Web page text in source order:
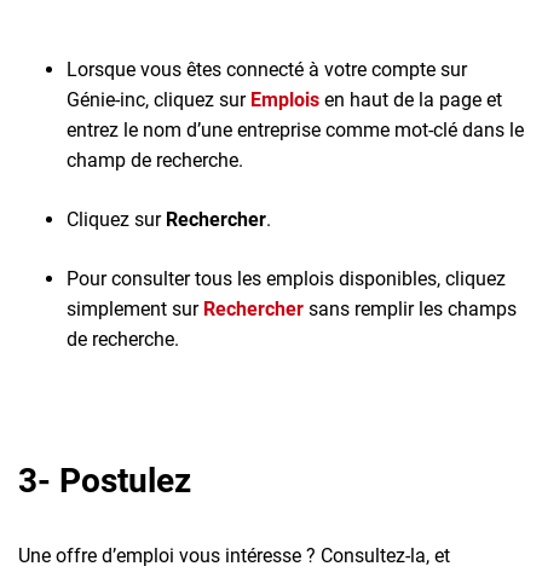
Lorsque vous êtes connecté à votre compte sur
Génie-inc, cliquez sur Emplois en haut de la page et
entrez le nom d’une entreprise comme mot-clé dans le
champ de recherche.
Cliquez sur Rechercher.
Pour consulter tous les emplois disponibles, cliquez
simplement sur Rechercher sans remplir les champs
de recherche.
3- Postulez
Une offre d’emploi vous intéresse ? Consultez-la, et